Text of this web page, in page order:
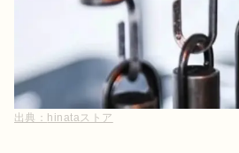
出典： hinataストア